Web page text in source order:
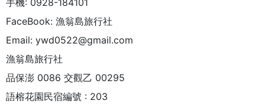
手機: 0928-184101
FaceBook: 漁翁島旅行社
Email: ywd0522@gmail.com
漁翁島旅行社
品保澎 0086 交觀乙 00295
語榕花園民宿編號 : 203